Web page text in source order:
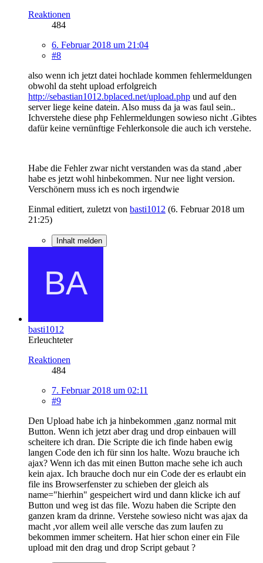
Reaktionen
484
6. Februar 2018 um 21:04
#8
also wenn ich jetzt datei hochlade kommen fehlermeldungen
obwohl da steht upload erfolgreich
http://sebastian1012.bplaced.net/upload.php und auf den
server liege keine datein. Also muss da ja was faul sein..
Ichverstehe diese php Fehlermeldungen sowieso nicht .Gibtes
dafür keine vernünftige Fehlerkonsole die auch ich verstehe.
Habe die Fehler zwar nicht verstanden was da stand ,aber
habe es jetzt wohl hinbekommen. Nur nee light version.
Verschönern muss ich es noch irgendwie
Einmal editiert, zuletzt von basti1012 (6. Februar 2018 um
21:25)
Inhalt melden
basti1012
Erleuchteter
Reaktionen
484
7. Februar 2018 um 02:11
#9
Den Upload habe ich ja hinbekommen ,ganz normal mit
Button. Wenn ich jetzt aber drag und drop einbauen will
scheitere ich dran. Die Scripte die ich finde haben ewig
langen Code den ich für sinn los halte. Wozu brauche ich
ajax? Wenn ich das mit einen Button mache sehe ich auch
kein ajax. Ich brauche doch nur ein Code der es erlaubt ein
file ins Browserfenster zu schieben der gleich als
name="hierhin" gespeichert wird und dann klicke ich auf
Button und weg ist das file. Wozu haben die Scripte den
ganzen kram da drinne. Verstehe sowieso nicht was ajax da
macht ,vor allem weil alle versche das zum laufen zu
bekommen immer scheitern. Hat hier schon einer ein File
upload mit den drag und drop Script gebaut ?